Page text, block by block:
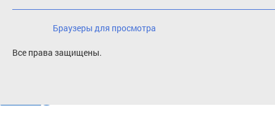
Браузеры для просмотра
Все права защищены.